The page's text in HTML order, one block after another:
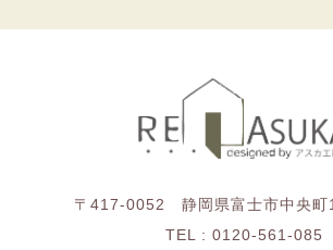
〒417-0052 静岡県富士市中央町
TEL : 0120-561-085